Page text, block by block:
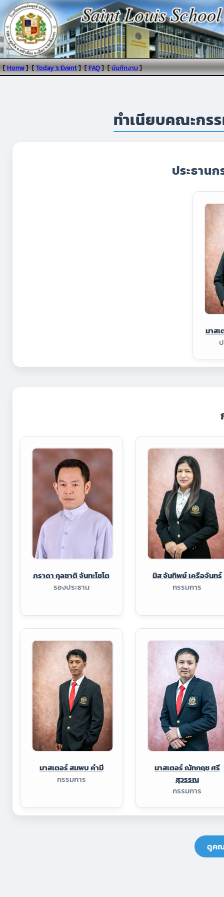
[Home] [Today 's Event] [FAQ] [บันทึกงาน]
ทำเนียบคณะกร
ประธาน
มาส
ภราดา กุลชาติ จันทะโชโต
รองประธาน
มิส จันทิพย์ เครือจันทร์
กรรมการ
มาสเตอร์ สมพบ คำมี
กรรมการ
มาสเตอร์ ณัทกฤช ศรี
สุวรรณ
กรรมการ
ดูคณ